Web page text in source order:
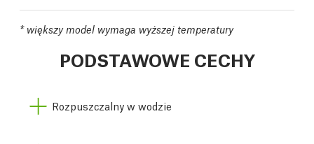
* większy model wymaga wyższej temperatury
PODSTAWOWE CECHY
Rozpuszczalny w wodzie